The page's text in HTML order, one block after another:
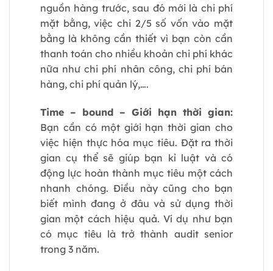
nguồn hàng trước, sau đó mới là chi phí
mặt bằng, việc chi 2/5 số vốn vào mặt
bằng là không cần thiết vì bạn còn cần
thanh toán cho nhiều khoản chi phí khác
nữa như chi phí nhân công, chi phí bán
hàng, chi phí quản lý,….
Time – bound – Giới hạn thời gian:
Bạn cần có một giới hạn thời gian cho
việc hiện thực hóa mục tiêu. Đặt ra thời
gian cụ thể sẽ giúp bạn kỉ luật và có
động lực hoàn thành mục tiêu một cách
nhanh chóng. Điều này cũng cho bạn
biết mình đang ở đâu và sử dụng thời
gian một cách hiệu quả. Ví dụ như bạn
có mục tiêu là trở thành audit senior
trong 3 năm.